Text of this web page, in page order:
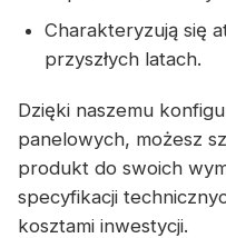
Charakteryzują się
przyszłych latach.
Dzięki naszemu
panelowych, możesz
produkt do swoich
specyfikacji
kosztami inwestycji.